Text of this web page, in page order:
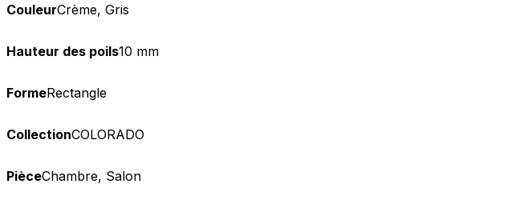
CouleurCrème, Gris
Hauteur des poils10 mm
FormeRectangle
CollectionCOLORADO
PièceChambre, Salon